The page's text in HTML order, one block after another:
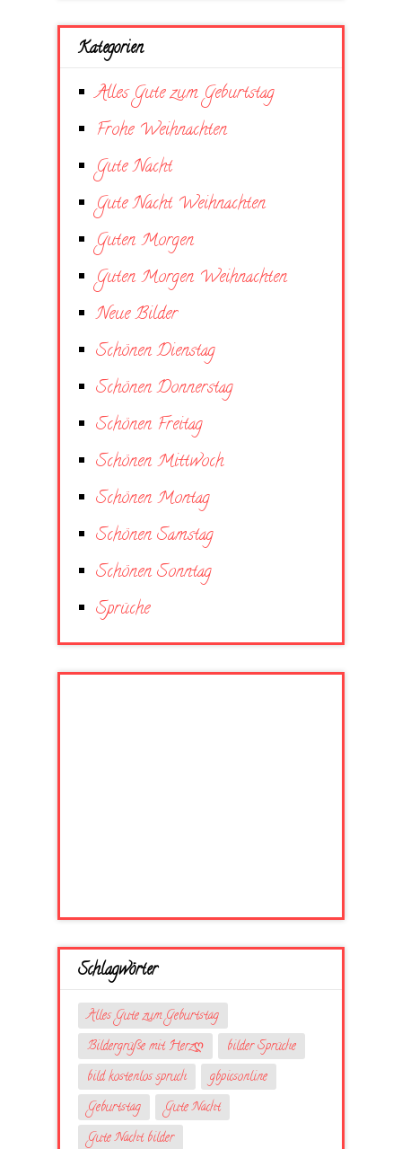
Kategorien
Alles Gute zum Geburtstag
Frohe Weihnachten
Gute Nacht
Gute Nacht Weihnachten
Guten Morgen
Guten Morgen Weihnachten
Neue Bilder
Schönen Dienstag
Schönen Donnerstag
Schönen Freitag
Schönen Mittwoch
Schönen Montag
Schönen Samstag
Schönen Sonntag
Sprüche
Schlagwörter
Alles Gute zum Geburtstag
Bildergrüße mit Herzღ
bilder Sprüche
bild kostenlos spruch
gbpicsonline
Geburtstag
Gute Nacht
Gute Nacht bilder